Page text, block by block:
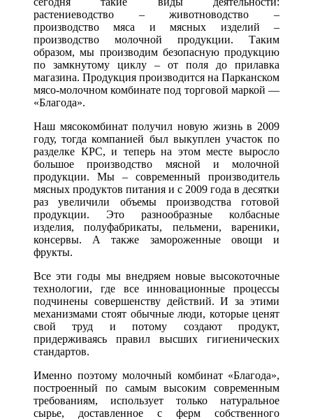
растениеводство – животноводство –
производство мяса и мясных изделий –
производство молочной продукции. Таким
образом, мы производим безопасную продукцию
по замкнутому циклу – от поля до прилавка
магазина. Продукция производится на Парканском
мясо-молочном комбинате под торговой маркой —
«Благода».
Наш мясокомбинат получил новую жизнь в 2009
году, тогда компанией был выкуплен участок по
разделке КРС, и теперь на этом месте выросло
большое производство мясной и молочной
продукции. Мы – современный производитель
мясных продуктов питания и с 2009 года в десятки
раз увеличили объемы производства готовой
продукции. Это разнообразные колбасные
изделия, полуфабрикаты, пельмени, вареники,
консервы. А также замороженные овощи и
фрукты.
Все эти годы мы внедряем новые высокоточные
технологии, где все инновационные процессы
подчинены совершенству действий. И за этими
механизмами стоят обычные люди, которые ценят
свой труд и потому создают продукт,
придерживаясь правил высших гигиенических
стандартов.
Именно поэтому молочный комбинат «Благода»,
построенный по самым высоким современным
требованиям, использует только натуральное
сырье, доставленное с ферм собственного